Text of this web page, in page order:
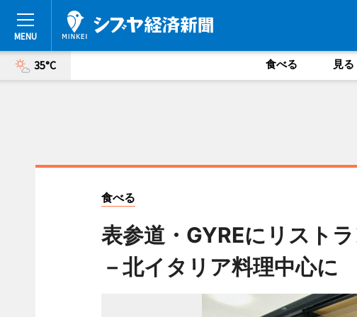
35°C 食べる 見
食べる
表参道・GYREにリスト
－北イタリア料理中心に